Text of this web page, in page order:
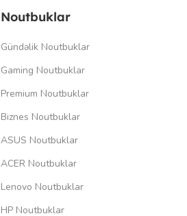
Noutbuklar
Gündəlik Noutbuklar
Gaming Noutbuklar
Premium Noutbuklar
Biznes Noutbuklar
ASUS Noutbuklar
ACER Noutbuklar
Lenovo Noutbuklar
HP Noutbuklar